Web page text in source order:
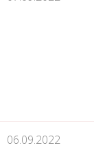
06.09.2022